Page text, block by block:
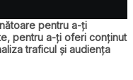
pentru a-ți
pentru a-ți oferi conținut
traficul și audiența